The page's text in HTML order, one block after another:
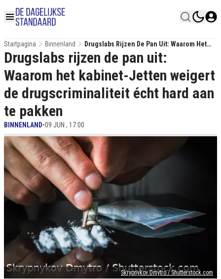
Startpagina Binnenland
Drugslabs Rijzen De Pan Uit: Waarom Het
Kabinet-Jetten Weigert De
Drugscriminaliteit Écht Hard Aan Te Pakken
Skrypnykov Dmytro / Shutterstock.com
Drugslabs rijzen de pan uit:
Waarom het kabinet-Jetten weigert
de drugscriminaliteit écht hard aan
te pakken
BINNENLAND•09 JUN , 17:00